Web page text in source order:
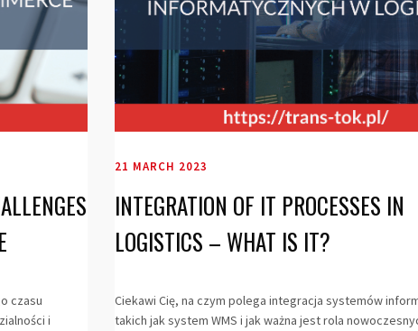
czasu
i
21 MARCH 2023
INTEGRATION OF IT PROCESSES IN
LOGISTICS – WHAT IS IT?
Ciekawi Cię, na czym polega integracja systemów
takich jak system WMS i jak ważna jest rola